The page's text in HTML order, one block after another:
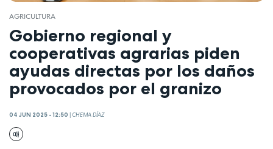
AGRICULTURA
Gobierno regional y
cooperativas agrarias piden
ayudas directas por los daños
provocados por el granizo
04 JUN 2025 - 12:50 |CHEMA DÍAZ